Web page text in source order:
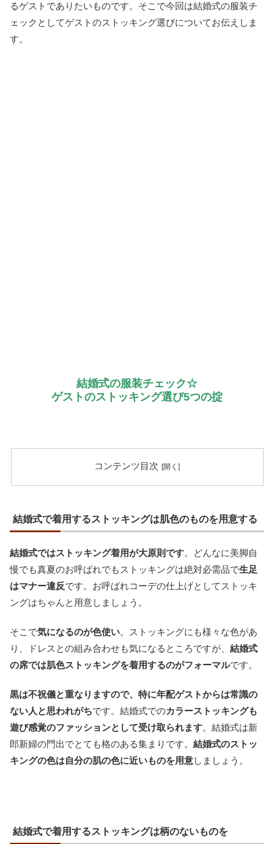
るゲストでありたいものです。そこで今回は結婚式の服装チ
ェックとしてゲストのストッキング選びについてお伝えしま
す。
結婚式の服装チェック☆
ゲストのストッキング選び5つの掟
コンテンツ目次
結婚式で着用するストッキングは肌色のものを用意する
結婚式ではストッキング着用が大原則です。どんなに美脚自
慢でも真夏のお呼ばれでもストッキングは絶対必需品で生足
はマナー違反です。お呼ばれコーデの仕上げとしてストッキ
ングはちゃんと用意しましょう。
そこで気になるのが色使い。ストッキングにも様々な色があ
り、ドレスとの組み合わせも気になるところですが、 結婚式
の席では肌色ストッキングを着用するのがフォーマルです。
黒は不祝儀と重なりますので、特に年配ゲストからは常識の
ない人と思われがちです。結婚式でのカラーストッキングも
遊び感覚のファッションとして受け取られます。結婚式は新
郎新婦の門出でとても格のある集まりです。 結婚式のストッ
キングの色は自分の肌の色に近いものを用意しましょう。
結婚式で着用するストッキングは柄のないものを